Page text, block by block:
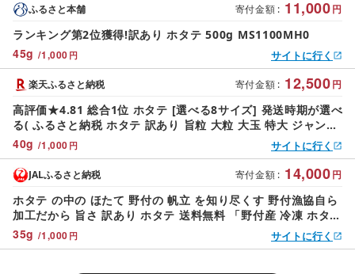
寄付金額 : 11,000円
45g /1,000 円
ふるさと本舗
ランキング第2位獲得!訳あり ホタテ 500g MS1100MH0
サイトに行く
寄付金額 : 12,500円
40g /1,000 円
楽天ふるさと納税
高評価★4.81 総合1位 ホタテ [選べる8サイズ] 発送時期が選べ
る( ふるさと納税 ホタテ 訳あり 旨粒 大粒 大玉 特大 ジャンボ
冷凍 500g ふるさと納税 訳あり 帆立 ほたて ふるさと わけあ
り 人気 ランキング 海鮮 刺身 貝 貝柱 北海道 別海町 )
サイトに行く
寄付金額 : 14,000円
35g /1,000 円
JALふるさと納税
ホタテ の中の ほたて 野付の 帆立 を知り尽くす 野付漁協自ら
加工だから 旨さ 訳あり ホタテ 送料無料 「野付産 冷凍 ホタテ
500g 大粒 」 ( ホタテ ほたて 帆立 ほたて貝柱 ホタテ貝柱 帆
立貝柱 貝柱 国産 玉冷 )[NK000ND01]
サイトに行く